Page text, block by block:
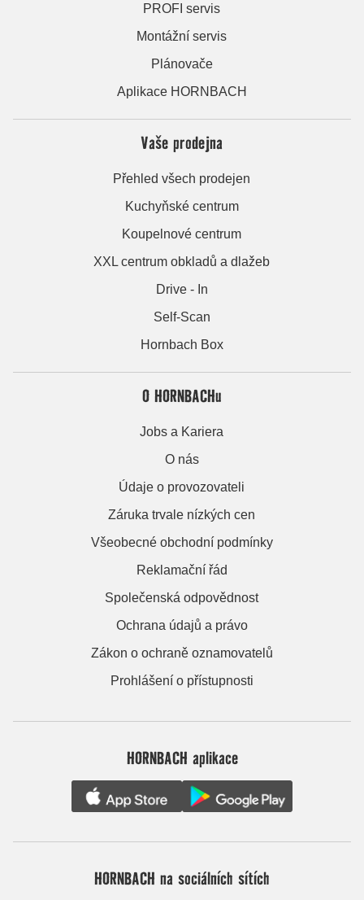
PROFI servis
Montážní servis
Plánovače
Aplikace HORNBACH
Vaše prodejna
Přehled všech prodejen
Kuchyňské centrum
Koupelnové centrum
XXL centrum obkladů a dlažeb
Drive - In
Self-Scan
Hornbach Box
O HORNBACHu
Jobs a Kariera
O nás
Údaje o provozovateli
Záruka trvale nízkých cen
Všeobecné obchodní podmínky
Reklamační řád
Společenská odpovědnost
Ochrana údajů a právo
Zákon o ochraně oznamovatelů
Prohlášení o přístupnosti
HORNBACH aplikace
HORNBACH na sociálních sítích